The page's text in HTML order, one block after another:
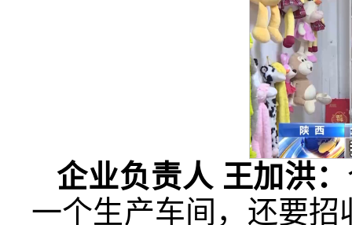
企业负责人 王加洪：
一个生产车间，还要招